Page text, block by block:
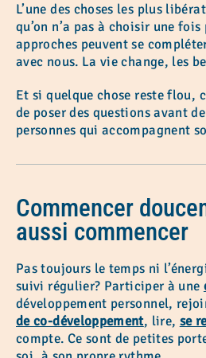
L’une des choses les plus
qu’on n’a pas à choisir une
approches peuvent se
avec nous. La vie change, les
Et si quelque chose reste flou,
de poser des questions avant
personnes qui accompagnent
Commencer
aussi commencer
Pas toujours le temps ni
suivi régulier? Participer à une
développement personnel,
de co-développement, lire, se
compte. Ce sont de petites